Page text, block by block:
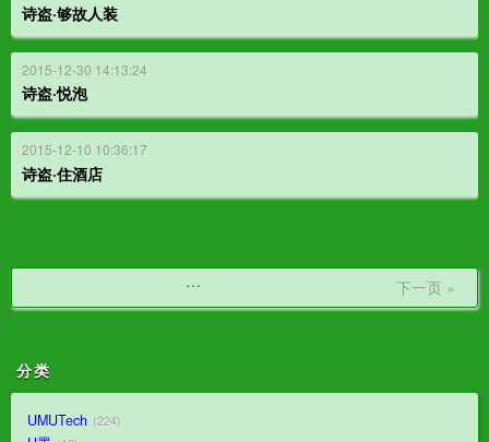
诗盗·够故人装
2015-12-30 14:13:24
诗盗·悦泡
2015-12-10 10:36:17
诗盗·住酒店
… 下一页 »
分类
UMUTech 224